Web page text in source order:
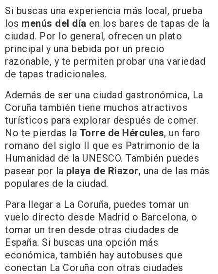
Si buscas una experiencia más local, prueba
los menús del día en los bares de tapas de la
ciudad. Por lo general, ofrecen un plato
principal y una bebida por un precio
razonable, y te permiten probar una variedad
de tapas tradicionales.
Además de ser una ciudad gastronómica, La
Coruña también tiene muchos atractivos
turísticos para explorar después de comer.
No te pierdas la Torre de Hércules, un faro
romano del siglo II que es Patrimonio de la
Humanidad de la UNESCO. También puedes
pasear por la playa de Riazor, una de las más
populares de la ciudad.
Para llegar a La Coruña, puedes tomar un
vuelo directo desde Madrid o Barcelona, o
tomar un tren desde otras ciudades de
España. Si buscas una opción más
económica, también hay autobuses que
conectan La Coruña con otras ciudades